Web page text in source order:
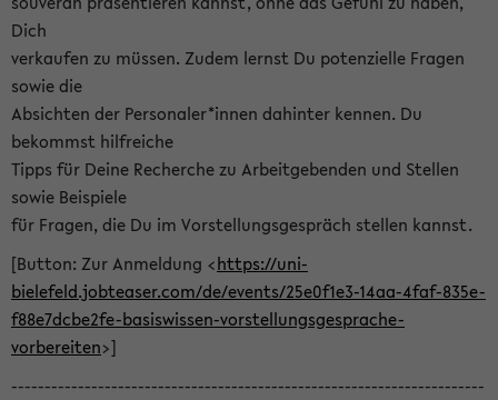
Dich
verkaufen zu müssen. Zudem lernst Du potenzielle Fragen
sowie die
Absichten der Personaler*innen dahinter kennen. Du
bekommst hilfreiche
Tipps für Deine Recherche zu Arbeitgebenden und Stellen
sowie Beispiele
für Fragen, die Du im Vorstellungsgespräch stellen kannst.
[Button: Zur Anmeldung <https://uni-
bielefeld.jobteaser.com/de/events/25e0f1e3-14aa-4faf-835e-
f88e7dcbe2fe-basiswissen-vorstellungsgesprache-
vorbereiten>]
-----------------------------------------------------------------------